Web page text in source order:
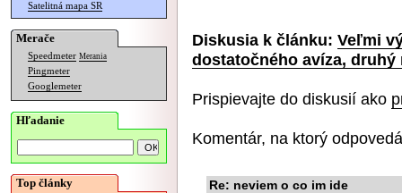
Satelitná mapa SR
Merače
Speedmeter Merania
Pingmeter
Googlemeter
Hľadanie
Top články
Diskusia k článku: Veľmi
dostatočného avíza,
Prispievajte do diskusií ako
Komentár, na ktorý
Re: neviem o co im ide